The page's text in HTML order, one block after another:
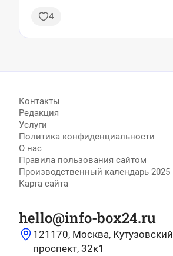
4
Контакты
Редакция
Услуги
Политика конфиденциальности
О нас
Правила пользования сайтом
Производственный календарь 2025
Карта сайта
hello@info-box24.ru
121170, Москва, Кутузовский
проспект, 32к1